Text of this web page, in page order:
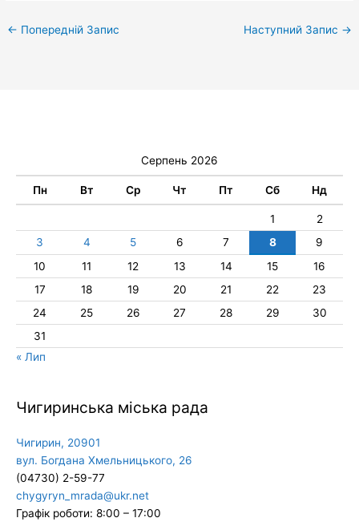
← Попередній Запис Наступний Запис →
Серпень 2026
Пн Вт Ср Чт Пт Сб Нд
1
2
3
4 5 6 7 8
9
10
11 12 13 14 15
16
17
18 19 20 21 22
23
24
25 26 27 28 29
30
31
« Лип
Чигиринська міська рада
Чигирин, 20901
вул. Богдана Хмельницького, 26
(04730) 2-59-77
chygyryn_mrada@ukr.net
Графік роботи: 8:00 – 17:00